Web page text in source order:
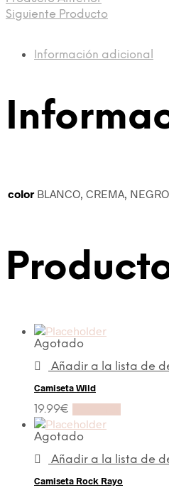
Siguiente Producto
Información adicional
color BLANCO, CREMA,
Agotado
Añadir a la lista de
Camiseta Wild
19.99€
Agotado
Añadir a la lista de
Camiseta Rock Rayo